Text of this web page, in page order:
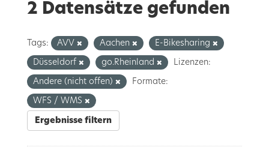
2 Datensätze gefunden
Tags: AVV Aachen E-Bikesharing
Düsseldorf go.Rheinland Lizenzen:
Andere (nicht offen) Formate:
WFS / WMS
Ergebnisse filtern